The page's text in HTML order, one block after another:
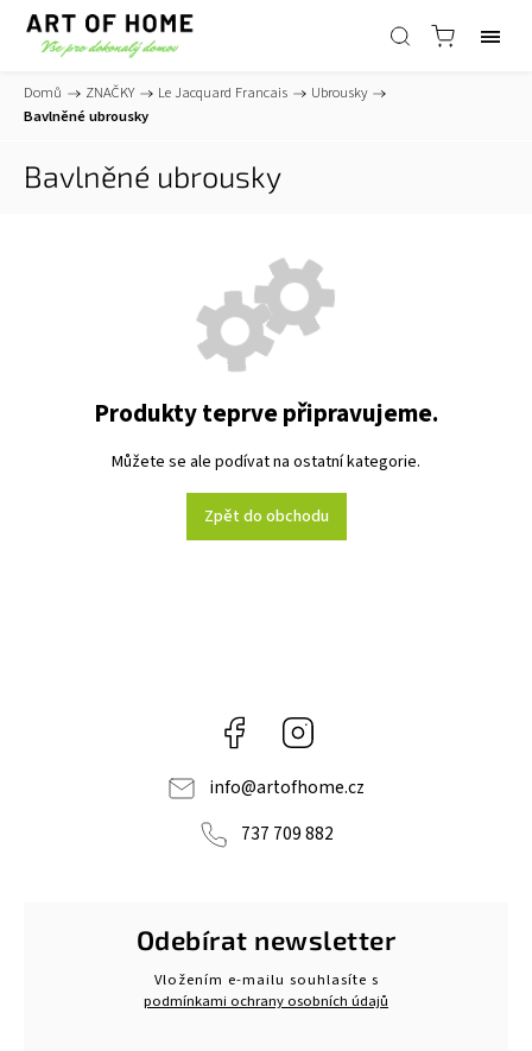
Domů / ZNAČKY / Le Jacquard Francais / Ubrousky /
Bavlněné ubrousky
Bavlněné ubrousky
Produkty teprve připravujeme.
Můžete se ale podívat na ostatní kategorie.
Zpět do obchodu
Facebook
info@artofhome.cz
737 709 882
Odebírat newsletter
Vložením e-mailu souhlasíte s
podmínkami ochrany osobních údajů